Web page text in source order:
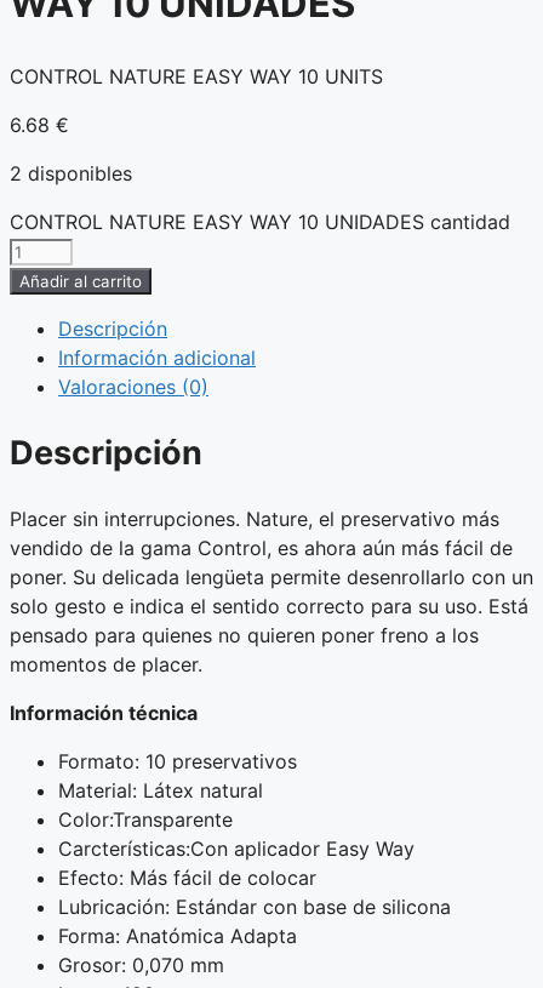
CONTROL NATURE EASY WAY 10 UNITS
6.68 €
2 disponibles
CONTROL NATURE EASY WAY 10 UNIDADES cantidad
Añadir al carrito
Descripción
Información adicional
Valoraciones (0)
Descripción
Placer sin interrupciones. Nature, el preservativo más
vendido de la gama Control, es ahora aún más fácil de
poner. Su delicada lengüeta permite desenrollarlo con un
solo gesto e indica el sentido correcto para su uso. Está
pensado para quienes no quieren poner freno a los
momentos de placer.
Información técnica
Formato: 10 preservativos
Material: Látex natural
Color:Transparente
Carcterísticas:Con aplicador Easy Way
Efecto: Más fácil de colocar
Lubricación: Estándar con base de silicona
Forma: Anatómica Adapta
Grosor: 0,070 mm